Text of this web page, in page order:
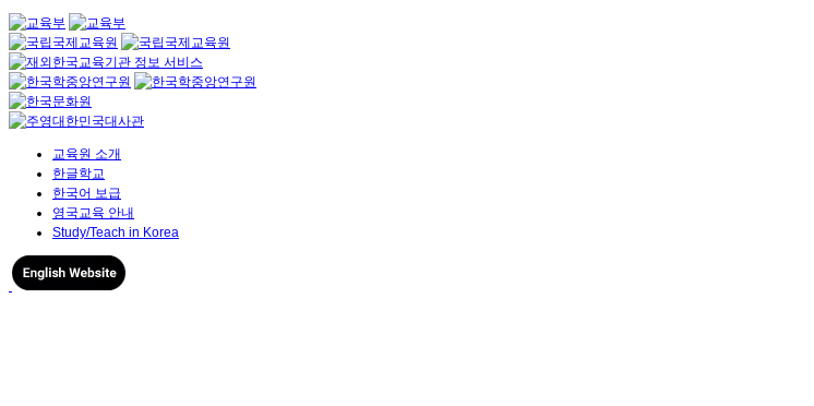
교육원 소개
한글학교
한국어 보급
영국교육 안내
Study/Teach in Korea